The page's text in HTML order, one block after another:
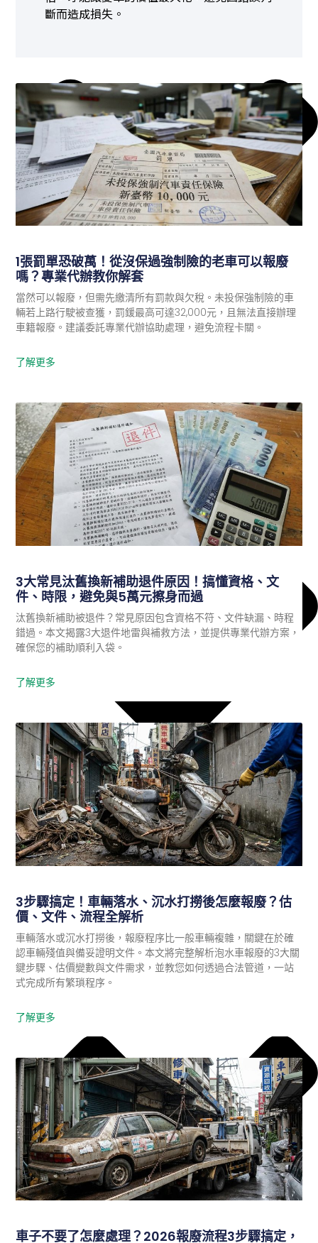
環保快訊
報廢汽車
斷而造成損失。
1張罰單恐破萬！從沒保過強制險的老車可以報廢
嗎？專業代辦教你解套
當然可以報廢，但需先繳清所有罰款與欠稅。未投保強制險的車
輛若上路行駛被查獲，罰鍰最高可達32,000元，且無法直接辦理
車籍報廢。建議委託專業代辦協助處理，避免流程卡關。
了解更多
3大常見汰舊換新補助退件原因！搞懂資格、文
件、時限，避免與5萬元擦身而過
汰舊換新補助被退件？常見原因包含資格不符、文件缺漏、時程
錯過。本文揭露3大退件地雷與補救方法，並提供專業代辦方案，
確保您的補助順利入袋。
了解更多
3步驟搞定！車輛落水、沉水打撈後怎麼報廢？估
價、文件、流程全解析
車輛落水或沉水打撈後，報廢程序比一般車輛複雜，關鍵在於確
認車輛殘值與備妥證明文件。本文將完整解析泡水車報廢的3大關
鍵步驟、估價變數與文件需求，並教您如何透過合法管道，一站
式完成所有繁瑣程序。
了解更多
車子不要了怎麼處理？2026報廢流程3步驟搞定，